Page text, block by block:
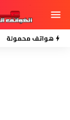
هواتف محمولة